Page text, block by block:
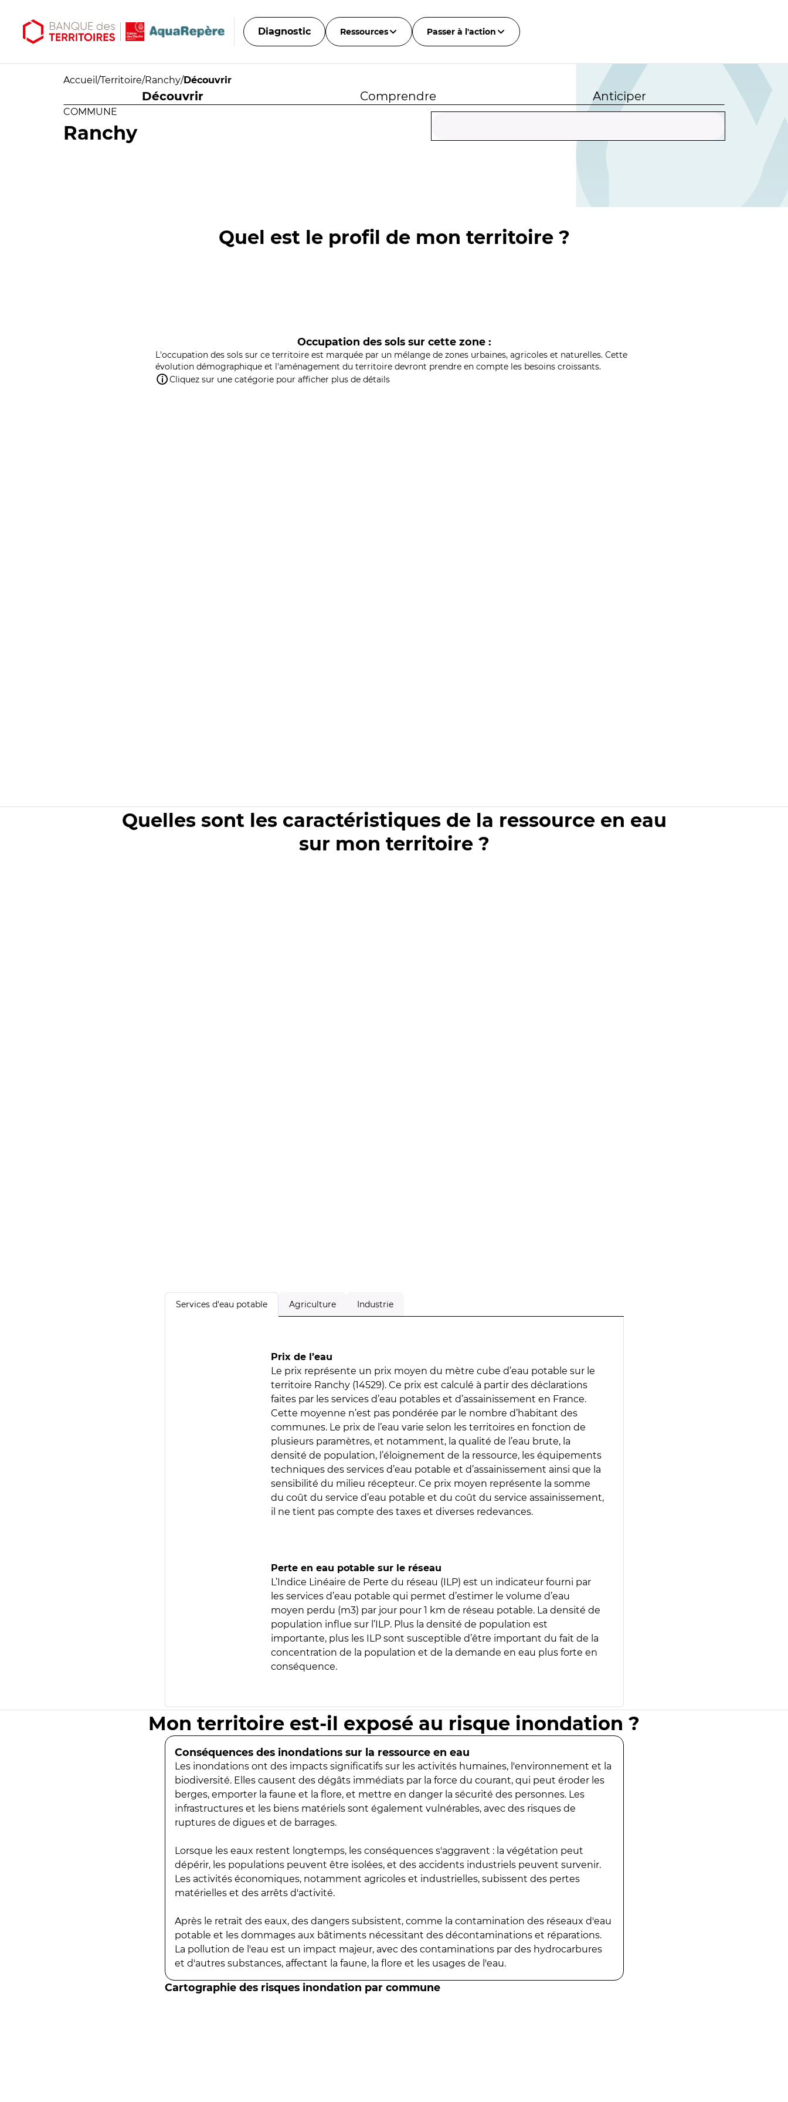
Diagnostic Ressources Passer à l'action
Accueil /Territoire/Ranchy/Découvrir
Découvrir Comprendre Anticiper
COMMUNE
Ranchy
Quel est le profil de mon territoire ?
Occupation des sols sur cette zone :
L'occupation des sols sur ce territoire est marquée par un mélange de zones urbaines, agricoles et naturelles. Cette
évolution démographique et l'aménagement du territoire devront prendre en compte les besoins croissants.
Cliquez sur une catégorie pour afficher plus de détails
Quelles sont les caractéristiques de la ressource en eau
sur mon territoire ?
Services d'eau potable Agriculture Industrie
Prix de l’eau
Le prix représente un prix moyen du mètre cube d’eau potable sur le
territoire Ranchy (14529). Ce prix est calculé à partir des déclarations
faites par les services d’eau potables et d’assainissement en France.
Cette moyenne n’est pas pondérée par le nombre d’habitant des
communes. Le prix de l’eau varie selon les territoires en fonction de
plusieurs paramètres, et notamment, la qualité de l’eau brute, la
densité de population, l’éloignement de la ressource, les équipements
techniques des services d’eau potable et d’assainissement ainsi que la
sensibilité du milieu récepteur. Ce prix moyen représente la somme
du coût du service d’eau potable et du coût du service assainissement,
il ne tient pas compte des taxes et diverses redevances.
Perte en eau potable sur le réseau
L’Indice Linéaire de Perte du réseau (ILP) est un indicateur fourni par
les services d’eau potable qui permet d’estimer le volume d’eau
moyen perdu (m3) par jour pour 1 km de réseau potable. La densité de
population influe sur l’ILP. Plus la densité de population est
importante, plus les ILP sont susceptible d’être important du fait de la
concentration de la population et de la demande en eau plus forte en
conséquence.
Mon territoire est-il exposé au risque inondation ?
Conséquences des inondations sur la ressource en eau
Les inondations ont des impacts significatifs sur les activités humaines, l'environnement et la
biodiversité. Elles causent des dégâts immédiats par la force du courant, qui peut éroder les
berges, emporter la faune et la flore, et mettre en danger la sécurité des personnes. Les
infrastructures et les biens matériels sont également vulnérables, avec des risques de
ruptures de digues et de barrages.
Lorsque les eaux restent longtemps, les conséquences s'aggravent : la végétation peut
dépérir, les populations peuvent être isolées, et des accidents industriels peuvent survenir.
Les activités économiques, notamment agricoles et industrielles, subissent des pertes
matérielles et des arrêts d'activité.
Après le retrait des eaux, des dangers subsistent, comme la contamination des réseaux d'eau
potable et les dommages aux bâtiments nécessitant des décontaminations et réparations.
La pollution de l'eau est un impact majeur, avec des contaminations par des hydrocarbures
et d'autres substances, affectant la faune, la flore et les usages de l'eau.
Cartographie des risques inondation par commune